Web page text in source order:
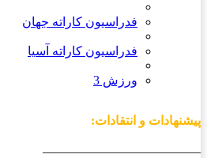
فدراسیون کاراته جهان
فدراسیون کاراته آسیا
ورزش 3
پیشنهادات و انتقادات: